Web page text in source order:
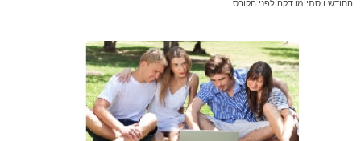
החודש ויסתיימו דקה לפני הקורס